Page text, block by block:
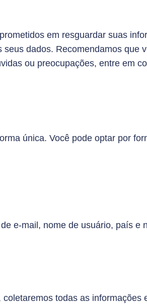
em resguardar suas
dados. Recomendamos que
ou preocupações, entre em
única. Você pode optar por
e-mail, nome de usuário, país e
todas as informações